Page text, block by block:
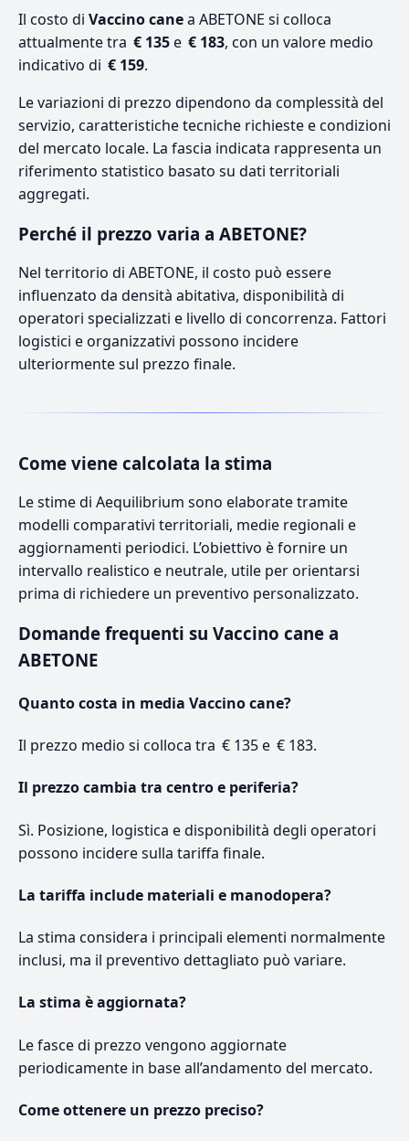
Il costo di Vaccino canea ABETONE si colloca
attualmente tra € 135e € 183, con un valore medio
indicativo di € 159.
Le variazioni di prezzo dipendono da complessità del
servizio, caratteristiche tecniche richieste e condizioni
del mercato locale. La fascia indicata rappresenta un
riferimento statistico basato su dati territoriali
aggregati.
Perché il prezzo varia a ABETONE?
Nel territorio di ABETONE, il costo può essere
influenzato da densità abitativa, disponibilità di
operatori specializzati e livello di concorrenza. Fattori
logistici e organizzativi possono incidere
ulteriormente sul prezzo finale.
Come viene calcolata la stima
Le stime di Aequilibrium sono elaborate tramite
modelli comparativi territoriali, medie regionali e
aggiornamenti periodici. L’obiettivo è fornire un
intervallo realistico e neutrale, utile per orientarsi
prima di richiedere un preventivo personalizzato.
Domande frequenti su Vaccino cane a
ABETONE
Quanto costa in media Vaccino cane?
Il prezzo medio si colloca tra € 135 e € 183.
Il prezzo cambia tra centro e periferia?
Sì. Posizione, logistica e disponibilità degli operatori
possono incidere sulla tariffa finale.
La tariffa include materiali e manodopera?
La stima considera i principali elementi normalmente
inclusi, ma il preventivo dettagliato può variare.
La stima è aggiornata?
Le fasce di prezzo vengono aggiornate
periodicamente in base all’andamento del mercato.
Come ottenere un prezzo preciso?